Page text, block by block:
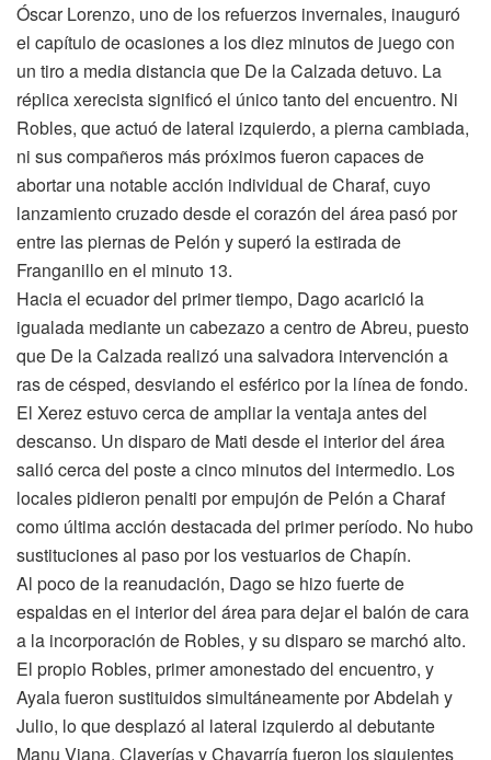
Óscar Lorenzo, uno de los refuerzos invernales, inauguró
el capítulo de ocasiones a los diez minutos de juego con
un tiro a media distancia que De la Calzada detuvo. La
réplica xerecista significó el único tanto del encuentro. Ni
Robles, que actuó de lateral izquierdo, a pierna cambiada,
ni sus compañeros más próximos fueron capaces de
abortar una notable acción individual de Charaf, cuyo
lanzamiento cruzado desde el corazón del área pasó por
entre las piernas de Pelón y superó la estirada de
Franganillo en el minuto 13.
Hacia el ecuador del primer tiempo, Dago acarició la
igualada mediante un cabezazo a centro de Abreu, puesto
que De la Calzada realizó una salvadora intervención a
ras de césped, desviando el esférico por la línea de fondo.
El Xerez estuvo cerca de ampliar la ventaja antes del
descanso. Un disparo de Mati desde el interior del área
salió cerca del poste a cinco minutos del intermedio. Los
locales pidieron penalti por empujón de Pelón a Charaf
como última acción destacada del primer período. No hubo
sustituciones al paso por los vestuarios de Chapín.
Al poco de la reanudación, Dago se hizo fuerte de
espaldas en el interior del área para dejar el balón de cara
a la incorporación de Robles, y su disparo se marchó alto.
El propio Robles, primer amonestado del encuentro, y
Ayala fueron sustituidos simultáneamente por Abdelah y
Julio, lo que desplazó al lateral izquierdo al debutante
Manu Viana. Claverías y Chavarría fueron los siguientes